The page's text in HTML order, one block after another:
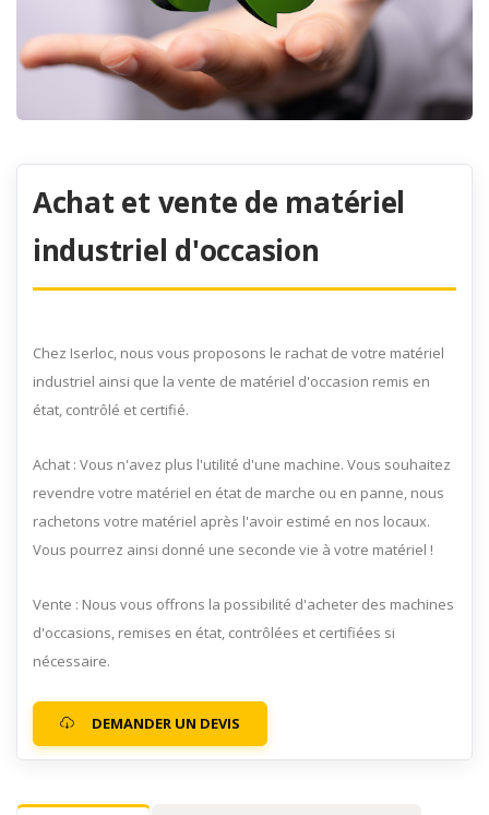
Achat et vente de matériel
industriel d'occasion
Chez Iserloc, nous vous proposons le rachat de votre matériel
industriel ainsi que la vente de matériel d'occasion remis en
état, contrôlé et certifié.
Achat : Vous n'avez plus l'utilité d'une machine. Vous souhaitez
revendre votre matériel en état de marche ou en panne, nous
rachetons votre matériel après l'avoir estimé en nos locaux.
Vous pourrez ainsi donné une seconde vie à votre matériel !
Vente : Nous vous offrons la possibilité d'acheter des machines
d'occasions, remises en état, contrôlées et certifiées si
nécessaire.
DEMANDER UN DEVIS